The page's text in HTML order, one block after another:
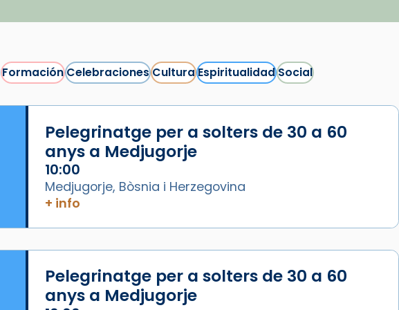
Cargar más...
FormaciónCelebracionesCulturaEspiritualidadSocial
Pelegrinatge per a solters de 30 a 60
anys a Medjugorje
10:00
Medjugorje, Bòsnia i Herzegovina
+ info
Pelegrinatge per a solters de 30 a 60
anys a Medjugorje